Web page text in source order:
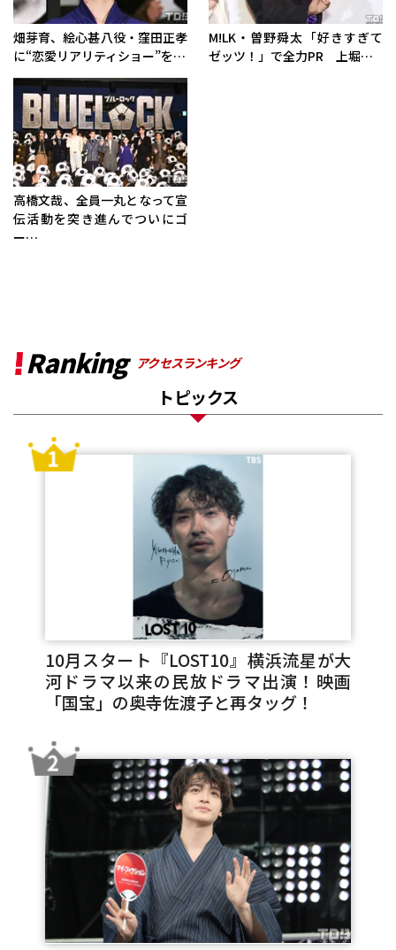
畑芽育、絵心甚八役・窪田正孝
に“恋愛リアリティショー”を…
M!LK・曽野舜太「好きすぎて
ゼッツ！」で全力PR 上堀…
高橋文哉、全員一丸となって宣
伝活動を突き進んでついにゴ
ー…
Ranking アクセスランキング
トピックス
10月スタート『LOST10』横浜流星が大
河ドラマ以来の民放ドラマ出演！映画
「国宝」の奥寺佐渡子と再タッグ！